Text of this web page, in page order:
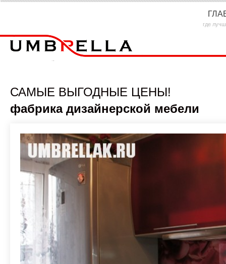
где
САМЫЕ ВЫГОДНЫЕ ЦЕНЫ!
фабрика дизайнерской мебели